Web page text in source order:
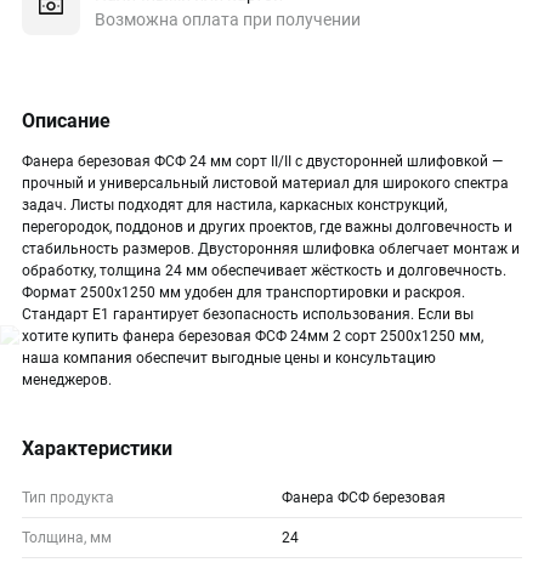
Возможна оплата при получении
Описание
Фанера березовая ФСФ 24 мм сорт II/II с двусторонней шлифовкой —
прочный и универсальный листовой материал для широкого спектра
задач. Листы подходят для настила, каркасных конструкций,
перегородок, поддонов и других проектов, где важны долговечность и
стабильность размеров. Двусторонняя шлифовка облегчает монтаж и
обработку, толщина 24 мм обеспечивает жёсткость и долговечность.
Формат 2500х1250 мм удобен для транспортировки и раскроя.
Стандарт Е1 гарантирует безопасность использования. Если вы
хотите купить фанера березовая ФСФ 24мм 2 сорт 2500х1250 мм,
наша компания обеспечит выгодные цены и консультацию
менеджеров.
Характеристики
Тип продукта Фанера ФСФ березовая
Толщина, мм 24